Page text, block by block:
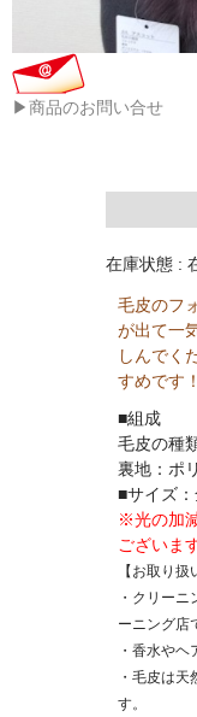
▶商品のお問い合せ
在庫状態 :
毛皮のフ
が出て一
しんでく
すめです！
■組成
毛皮の種
裏地：ポ
■サイズ
※光の加
ございま
【お取り扱
・クリー
ーニング店
・香水やヘ
・毛皮は
す。